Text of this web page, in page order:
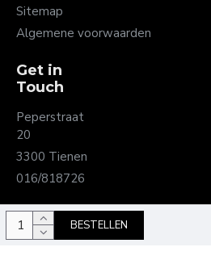
BESTELLEN
Sitemap
Algemene voorwaarden
Get in
Touch
Peperstraat
20
3300 Tienen
016/818726
Copyright juwelier Timmermans -